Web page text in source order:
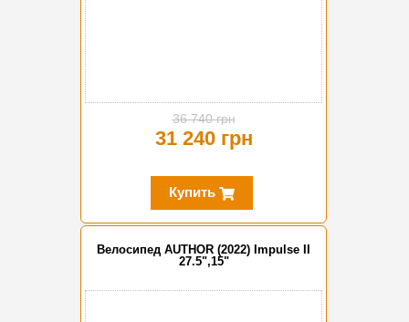
36 740 грн
31 240 грн
Купить
Велосипед AUTHOR (2022) Impulse II
27.5",15"